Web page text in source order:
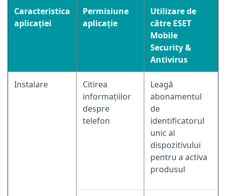
Caracteristica
aplicației
Permisiune
aplicație
Utilizare de
către ESET
Mobile
Security &
Antivirus
Instalare
Citirea
informațiilor
despre
telefon
Leagă
abonamentul
de
identificatorul
unic al
dispozitivului
pentru a activa
produsul